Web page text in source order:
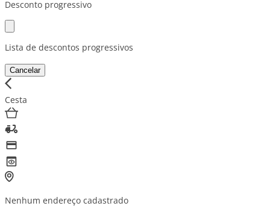
Desconto progressivo
Lista de descontos progressivos
Cancelar
Cesta
Nenhum endereço cadastrado